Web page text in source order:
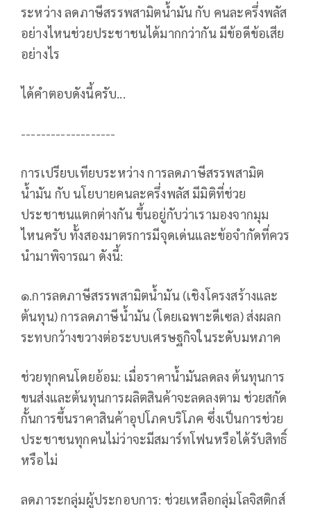
ระหว่าง ลดภาษีสรรพสามิตน้ำมัน กับ คนละครึ่งพลัส
อย่างไหนช่วยประชาชนได้มากกว่ากัน มีข้อดีข้อเสีย
อย่างไร
ได้คำตอบดังนี้ครับ...
-------------------
การเปรียบเทียบระหว่าง การลดภาษีสรรพสามิต
น้ำมัน กับ นโยบายคนละครึ่งพลัส มีมิติที่ช่วย
ประชาชนแตกต่างกัน ขึ้นอยู่กับว่าเรามองจากมุม
ไหนครับ ทั้งสองมาตรการมีจุดเด่นและข้อจำกัดที่ควร
นำมาพิจารณา ดังนี้:
๑.การลดภาษีสรรพสามิตน้ำมัน (เชิงโครงสร้างและ
ต้นทุน) การลดภาษีน้ำมัน (โดยเฉพาะดีเซล) ส่งผลก
ระทบกว้างขวางต่อระบบเศรษฐกิจในระดับมหภาค
ช่วยทุกคนโดยอ้อม: เมื่อราคาน้ำมันลดลง ต้นทุนการ
ขนส่งและต้นทุนการผลิตสินค้าจะลดลงตาม ช่วยสกัด
กั้นการขึ้นราคาสินค้าอุปโภคบริโภค ซึ่งเป็นการช่วย
ประชาชนทุกคนไม่ว่าจะมีสมาร์ทโฟนหรือได้รับสิทธิ์
หรือไม่
ลดภาระกลุ่มผู้ประกอบการ: ช่วยเหลือกลุ่มโลจิสติกส์